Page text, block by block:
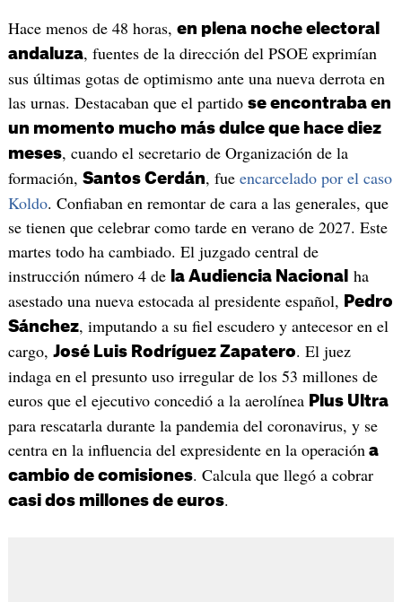
Hace menos de 48 horas, en plena noche electoral
andaluza, fuentes de la dirección del PSOE exprimían
sus últimas gotas de optimismo ante una nueva derrota en
las urnas. Destacaban que el partido se encontraba en
un momento mucho más dulce que hace diez
meses, cuando el secretario de Organización de la
formación, Santos Cerdán, fue encarcelado por el caso
Koldo. Confiaban en remontar de cara a las generales, que
se tienen que celebrar como tarde en verano de 2027. Este
martes todo ha cambiado. El juzgado central de
instrucción número 4 de la Audiencia Nacional ha
asestado una nueva estocada al presidente español, Pedro
Sánchez, imputando a su fiel escudero y antecesor en el
cargo, José Luis Rodríguez Zapatero. El juez
indaga en el presunto uso irregular de los 53 millones de
euros que el ejecutivo concedió a la aerolínea Plus Ultra
para rescatarla durante la pandemia del coronavirus, y se
centra en la influencia del expresidente en la operación a
cambio de comisiones. Calcula que llegó a cobrar
casi dos millones de euros.